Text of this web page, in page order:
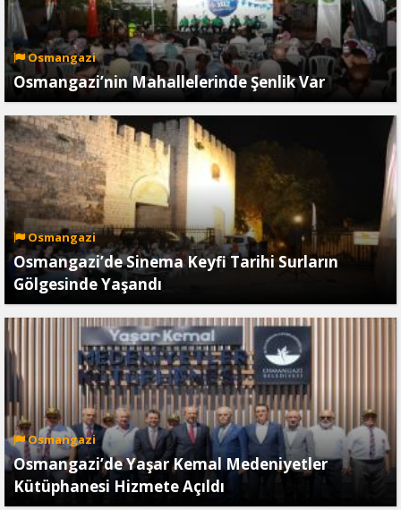
Osmangazi
Osmangazi’nin Mahallelerinde Şenlik Var
Osmangazi
Osmangazi’de Sinema Keyfi Tarihi Surların
Gölgesinde Yaşandı
Osmangazi
Osmangazi’de Yaşar Kemal Medeniyetler
Kütüphanesi Hizmete Açıldı